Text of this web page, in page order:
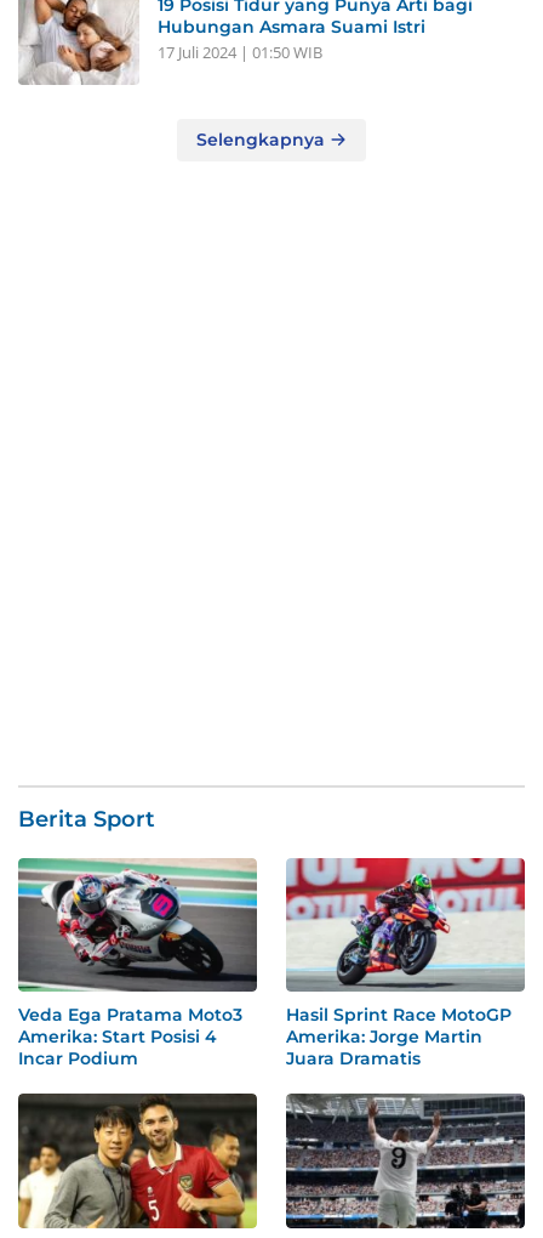
19 Posisi Tidur yang Punya Arti bagi
Hubungan Asmara Suami Istri
17 Juli 2024 | 01:50 WIB
Selengkapnya
Berita Sport
Veda Ega Pratama Moto3
Amerika: Start Posisi 4
Incar Podium
Hasil Sprint Race MotoGP
Amerika: Jorge Martin
Juara Dramatis